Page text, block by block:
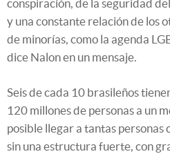
conspiración, de la seguridad
y una constante relación de los
de minorías, como la agenda
dice Nalon en un mensaje.
Seis de cada 10 brasileños
120 millones de personas a un
posible llegar a tantas personas
sin una estructura fuerte, con